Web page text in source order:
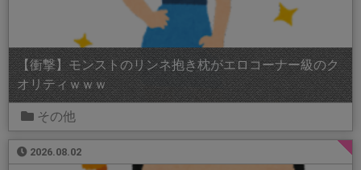
【衝撃】モンストのリンネ抱き枕がエロコーナー級のク
オリティｗｗｗ
その他
2026.08.02